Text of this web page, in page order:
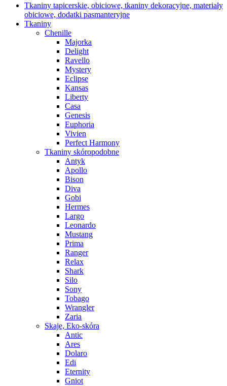
Tkaniny tapicerskie, obiciowe, tkaniny dekoracyjne, materiały
obiciowe, dodatki pasmanteryjne
Tkaniny
Chenille
Majorka
Delight
Ravello
Mystery
Eclipse
Kansas
Liberty
Casa
Genesis
Euphoria
Vivien
Perfect Harmony
Tkaniny skóropodobne
Antyk
Apollo
Bison
Diva
Gobi
Hermes
Largo
Leonardo
Mustang
Prima
Ranger
Relax
Shark
Silo
Sony
Tobago
Wrangler
Zaria
Skaje, Eko-skóra
Antic
Ares
Dolaro
Edi
Eternity
Gniot